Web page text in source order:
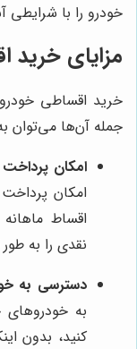
خودرو را با
مزایای خرید
خرید اقساطی خودرو
جمله آن‌ها می‌توان
امکان
امکان
اقساط
نقدی را به
دسترسی به
به خودروهای
کنید، بدون